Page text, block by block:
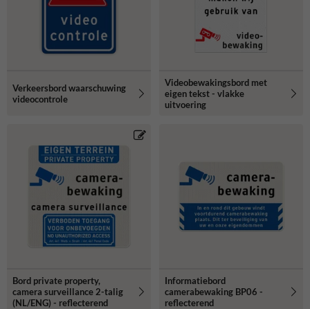
Verkeersbord waarschuwing
videocontrole
Videobewakingsbord met
eigen tekst - vlakke
uitvoering
Bord private property,
camera surveillance 2-talig
(NL/ENG) - reflecterend
Informatiebord
camerabewaking BP06 -
reflecterend